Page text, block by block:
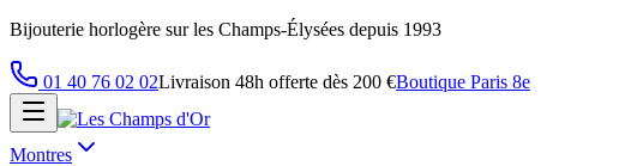
Bijouterie horlogère sur les Champs-Élysées depuis 1993
01 40 76 02 02Livraison 48h offerte dès 200 €Boutique Paris 8e
Montres